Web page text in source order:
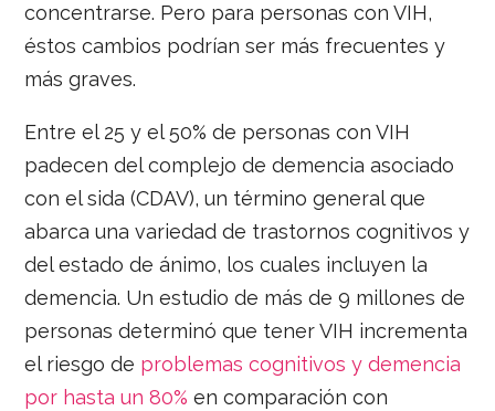
concentrarse. Pero para personas con VIH,
éstos cambios podrían ser más frecuentes y
más graves.
Entre el 25 y el 50% de personas con VIH
padecen del complejo de demencia asociado
con el sida (CDAV), un término general que
abarca una variedad de trastornos cognitivos y
del estado de ánimo, los cuales incluyen la
demencia. Un estudio de más de 9 millones de
personas determinó que tener VIH incrementa
el riesgo de problemas cognitivos y demencia
por hasta un 80% en comparación con